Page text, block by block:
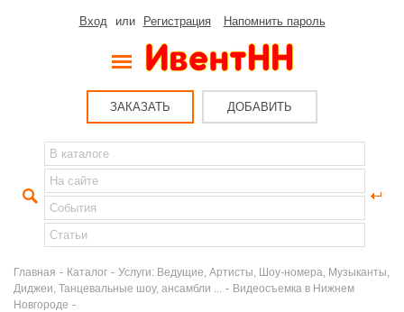
Вход или Регистрация Напомнить пароль
ЗАКАЗАТЬ ДОБАВИТЬ
Главная - Каталог - Услуги: Ведущие, Артисты, Шоу-номера, Музыканты,
Диджеи, Танцевальные шоу, ансамбли ...
- Видеосъемка в Нижнем
Новгороде -